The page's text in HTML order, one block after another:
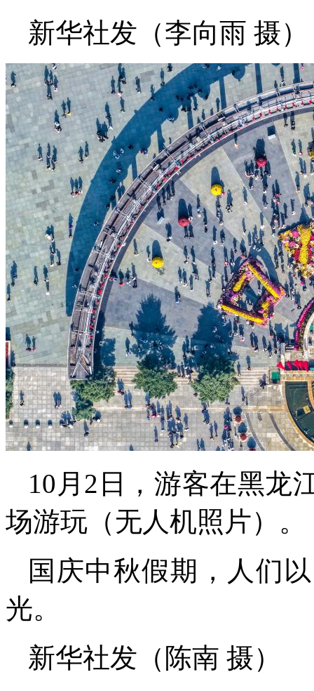
新华社发（李向雨 摄）
10月2日，游客在黑龙
场游玩（无人机照片）。
国庆中秋假期，人们
光。
新华社发（陈南 摄）